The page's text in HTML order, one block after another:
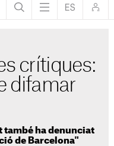
crítiques:
difamar
també ha denunciat
de Barcelona"